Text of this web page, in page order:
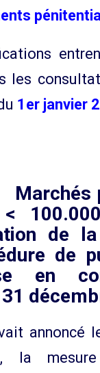
les
1er janvier
<
de
de
en
31
annoncé
la